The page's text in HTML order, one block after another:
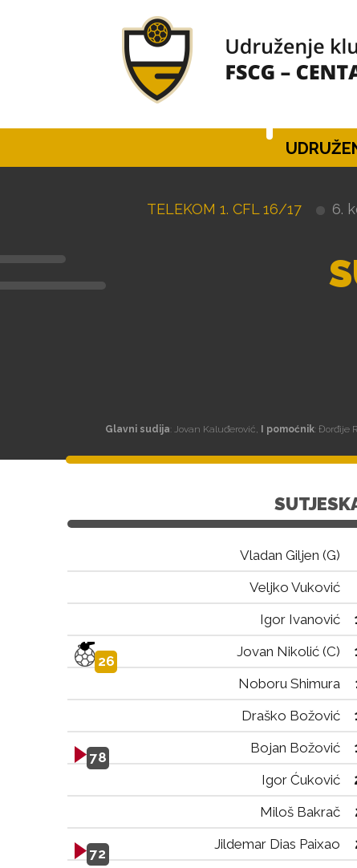
TELEKOM 1. CFL 16/17 6.
Glavni sudija: Jovan Kaluđerović, I pomoćnik: Đorđije
Vladan Giljen (G)
Veljko Vuković
Igor Ivanović
26
Jovan Nikolić (C)
Noboru Shimura
Draško Božović
78
Bojan Božović
Igor Ćuković
Miloš Bakrač
72
Jildemar Dias Paixao